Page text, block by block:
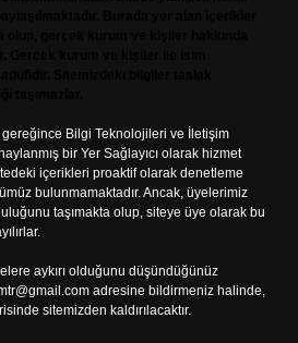
gereğince Bilgi Teknolojileri ve İletişim
bir Yer Sağlayıcı olarak hizmet
içerikleri proaktif olarak denetleme
bulunmamaktadır. Ancak, üyelerimiz
taşımakta olup, siteye üye olarak bu
aykırı olduğunu düşündüğünüz
adresine bildirmeniz halinde,
sitemizden kaldırılacaktır.